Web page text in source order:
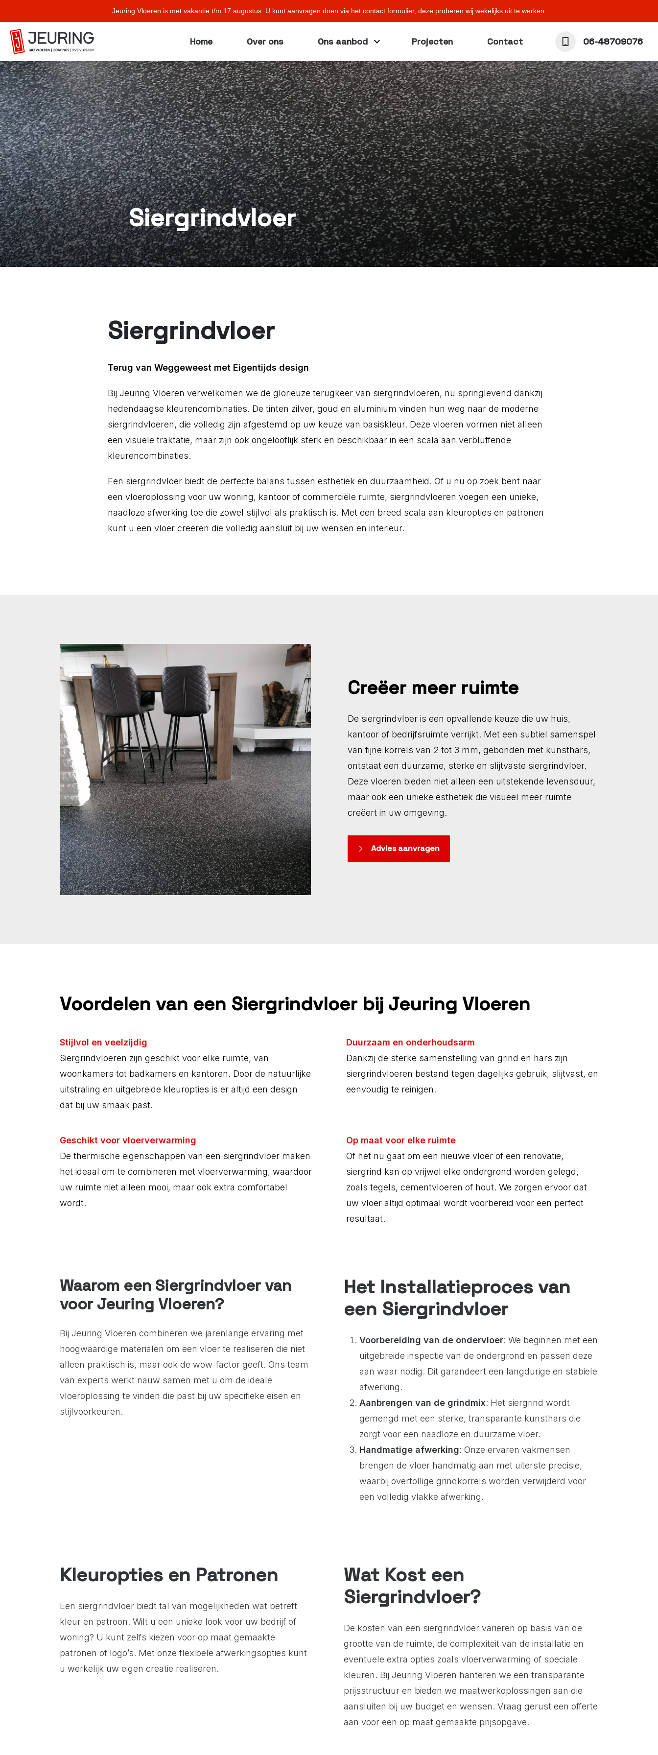
Jeuring Vloeren is met vakantie t/m 17 augustus. U kunt aanvragen doen via het contact formulier, deze proberen wij wekelijks uit te werken.
Home Over ons Ons aanbod Projecten Contact 06-48709076
Siergrindvloer
Siergrindvloer
Terug van Weggeweest met Eigentijds design
Bij Jeuring Vloeren verwelkomen we de glorieuze terugkeer van siergrindvloeren, nu springlevend dankzij
hedendaagse kleurencombinaties. De tinten zilver, goud en aluminium vinden hun weg naar de moderne
siergrindvloeren, die volledig zijn afgestemd op uw keuze van basiskleur. Deze vloeren vormen niet alleen
een visuele traktatie, maar zijn ook ongelooflijk sterk en beschikbaar in een scala aan verbluffende
kleurencombinaties.
Een siergrindvloer biedt de perfecte balans tussen esthetiek en duurzaamheid. Of u nu op zoek bent naar
een vloeroplossing voor uw woning, kantoor of commerciële ruimte, siergrindvloeren voegen een unieke,
naadloze afwerking toe die zowel stijlvol als praktisch is. Met een breed scala aan kleuropties en patronen
kunt u een vloer creëren die volledig aansluit bij uw wensen en interieur.
Creëer meer ruimte
De siergrindvloer is een opvallende keuze die uw huis,
kantoor of bedrijfsruimte verrijkt. Met een subtiel samenspel
van fijne korrels van 2 tot 3 mm, gebonden met kunsthars,
ontstaat een duurzame, sterke en slijtvaste siergrindvloer.
Deze vloeren bieden niet alleen een uitstekende levensduur,
maar ook een unieke esthetiek die visueel meer ruimte
creëert in uw omgeving.
Advies aanvragen
Voordelen van een Siergrindvloer bij Jeuring Vloeren
Stijlvol en veelzijdig
Siergrindvloeren zijn geschikt voor elke ruimte, van
woonkamers tot badkamers en kantoren. Door de natuurlijke
uitstraling en uitgebreide kleuropties is er altijd een design
dat bij uw smaak past.
Duurzaam en onderhoudsarm
Dankzij de sterke samenstelling van grind en hars zijn
siergrindvloeren bestand tegen dagelijks gebruik, slijtvast, en
eenvoudig te reinigen.
Geschikt voor vloerverwarming
De thermische eigenschappen van een siergrindvloer maken
het ideaal om te combineren met vloerverwarming, waardoor
uw ruimte niet alleen mooi, maar ook extra comfortabel
wordt.
Op maat voor elke ruimte
Of het nu gaat om een nieuwe vloer of een renovatie,
siergrind kan op vrijwel elke ondergrond worden gelegd,
zoals tegels, cementvloeren of hout. We zorgen ervoor dat
uw vloer altijd optimaal wordt voorbereid voor een perfect
resultaat.
Waarom een Siergrindvloer van
voor Jeuring Vloeren?
Bij Jeuring Vloeren combineren we jarenlange ervaring met
hoogwaardige materialen om een vloer te realiseren die niet
alleen praktisch is, maar ook de wow-factor geeft. Ons team
van experts werkt nauw samen met u om de ideale
vloeroplossing te vinden die past bij uw specifieke eisen en
stijlvoorkeuren.
Het Installatieproces van
een Siergrindvloer
Voorbereiding van de ondervloer: We beginnen met een
uitgebreide inspectie van de ondergrond en passen deze
aan waar nodig. Dit garandeert een langdurige en stabiele
afwerking.
Aanbrengen van de grindmix: Het siergrind wordt
gemengd met een sterke, transparante kunsthars die
zorgt voor een naadloze en duurzame vloer.
Handmatige afwerking: Onze ervaren vakmensen
brengen de vloer handmatig aan met uiterste precisie,
waarbij overtollige grindkorrels worden verwijderd voor
een volledig vlakke afwerking.
Kleuropties en Patronen
Een siergrindvloer biedt tal van mogelijkheden wat betreft
kleur en patroon. Wilt u een unieke look voor uw bedrijf of
woning? U kunt zelfs kiezen voor op maat gemaakte
patronen of logo’s. Met onze flexibele afwerkingsopties kunt
u werkelijk uw eigen creatie realiseren.
Wat Kost een
Siergrindvloer?
De kosten van een siergrindvloer variëren op basis van de
grootte van de ruimte, de complexiteit van de installatie en
eventuele extra opties zoals vloerverwarming of speciale
kleuren. Bij Jeuring Vloeren hanteren we een transparante
prijsstructuur en bieden we maatwerkoplossingen aan die
aansluiten bij uw budget en wensen. Vraag gerust een offerte
aan voor een op maat gemaakte prijsopgave.